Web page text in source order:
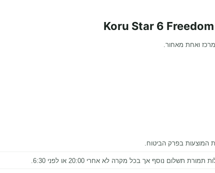
המוצעות בפרק הביטוח.
נוסף אך בכל מקרה לא אחרי 20:00 או לפני 6:30.